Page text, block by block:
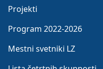
Projekti
Program 2022-2026
Mestni svetniki LZ